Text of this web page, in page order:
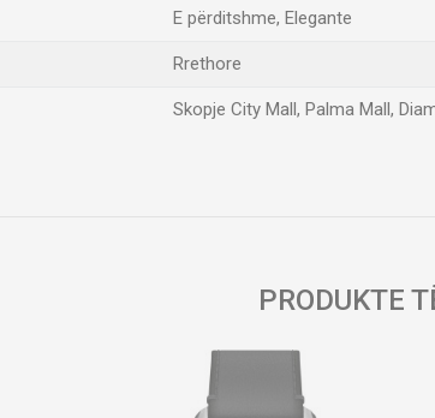
E përditshme, Elegante
Rrethore
Skopje City Mall, Palma Mall,
PRODUKTE